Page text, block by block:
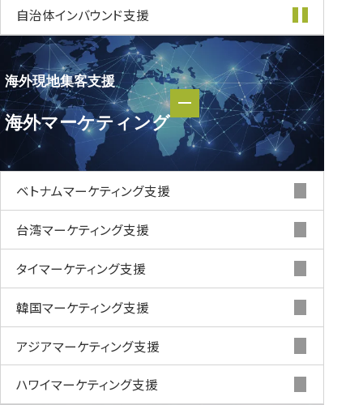
自治体インバウンド支援
海外現地集客支援
海外マーケティング
海外現地集客支援
海外マーケティング
ベトナムマーケティング支援
台湾マーケティング支援
タイマーケティング支援
韓国マーケティング支援
アジアマーケティング支援
ハワイマーケティング支援